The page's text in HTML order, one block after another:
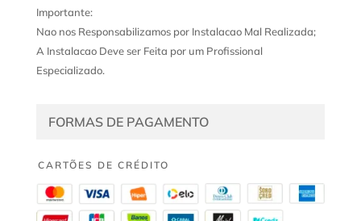
Importante:
Nao nos Responsabilizamos por Instalacao Mal Realizada;
A Instalacao Deve ser Feita por um Profissional
Especializado.
FORMAS DE PAGAMENTO
CARTÕES DE CRÉDITO